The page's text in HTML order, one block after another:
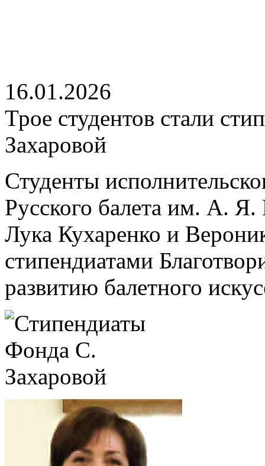
16.01.2026
Трое студентов стали
Захаровой
Студенты
Русского балета им. А.
Лука Кухаренко и
стипендиатами
развитию балетного